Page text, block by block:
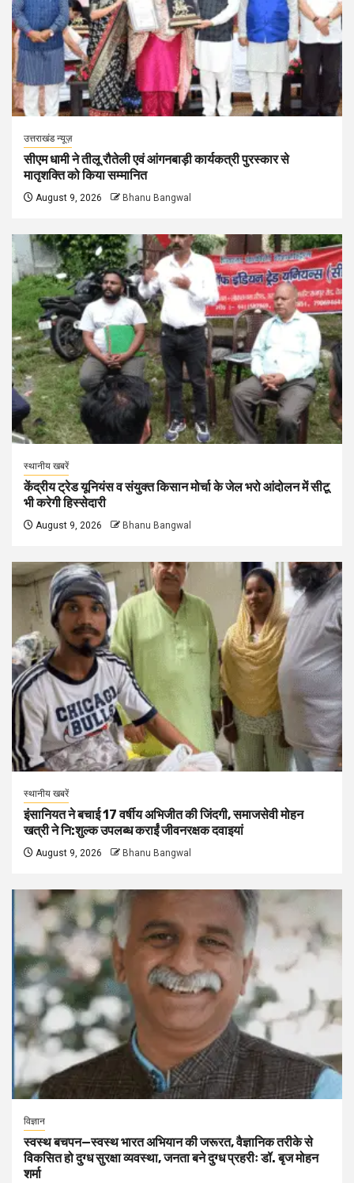
उत्तराखंड न्यूज़
सीएम धामी ने तीलू रौतेली एवं आंगनबाड़ी कार्यकत्री पुरस्कार से
मातृशक्ति को किया सम्मानित
August 9, 2026 Bhanu Bangwal
स्थानीय खबरें
केंद्रीय ट्रेड यूनियंस व संयुक्त किसान मोर्चा के जेल भरो आंदोलन में सीटू
भी करेगी हिस्सेदारी
August 9, 2026 Bhanu Bangwal
स्थानीय खबरें
इंसानियत ने बचाई 17 वर्षीय अभिजीत की जिंदगी, समाजसेवी मोहन
खत्री ने नि:शुल्क उपलब्ध कराईं जीवनरक्षक दवाइयां
August 9, 2026 Bhanu Bangwal
विज्ञान
स्वस्थ बचपन—स्वस्थ भारत अभियान की जरूरत, वैज्ञानिक तरीके से
विकसित हो दुग्ध सुरक्षा व्यवस्था, जनता बने दुग्ध प्रहरीः डॉ. बृज मोहन
शर्मा